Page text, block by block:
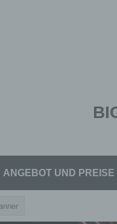
ANGEBOT UND PREISE